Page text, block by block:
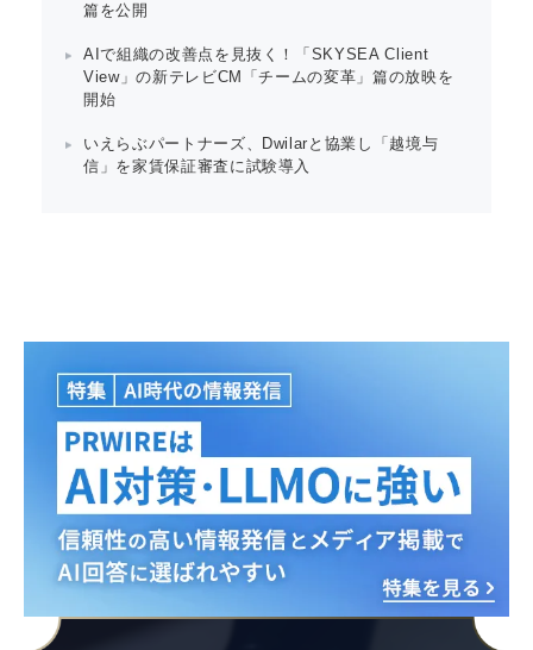
篇を公開
AIで組織の改善点を見抜く！「SKYSEA Client
View」の新テレビCM「チームの変革」篇の放映を
開始
いえらぶパートナーズ、Dwilarと協業し「越境与
信」を家賃保証審査に試験導入